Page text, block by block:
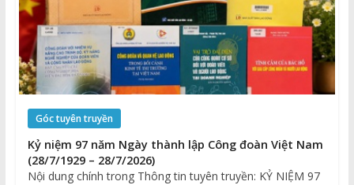
Góc tuyên truyền
Kỷ niệm 97 năm Ngày thành lập Công đoàn Việt Nam
(28/7/1929 – 28/7/2026)
Nội dung chính trong Thông tin tuyên truyền: KỶ NIỆM 97